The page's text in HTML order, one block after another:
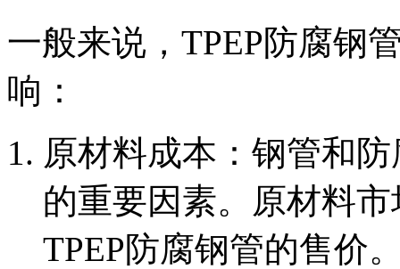
一般来说，TPEP防腐钢
响：
原材料成本‌：钢管和
的重要因素。原材料
TPEP防腐钢管的售价